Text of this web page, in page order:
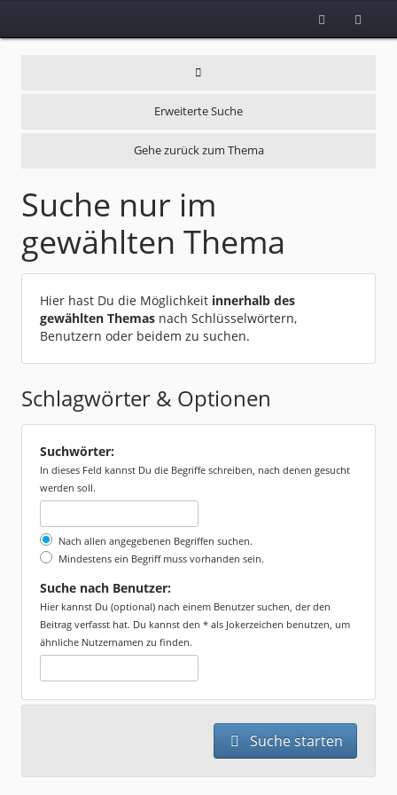
Erweiterte Suche
Gehe zurück zum Thema
Suche nur im
gewählten Thema
Hier hast Du die Möglichkeit innerhalb des
gewählten Themas nach Schlüsselwörtern,
Benutzern oder beidem zu suchen.
Schlagwörter & Optionen
Suchwörter:
In dieses Feld kannst Du die Begriffe schreiben, nach denen gesucht
werden soll.
Nach allen angegebenen Begriffen suchen.
Mindestens ein Begriff muss vorhanden sein.
Suche nach Benutzer:
Hier kannst Du (optional) nach einem Benutzer suchen, der den
Beitrag verfasst hat. Du kannst den * als Jokerzeichen benutzen, um
ähnliche Nutzernamen zu finden.
Suche starten